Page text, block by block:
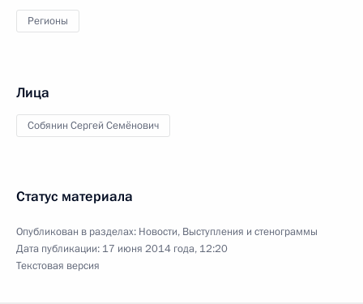
Регионы
Лица
Собянин Сергей Семёнович
Статус материала
Опубликован в разделах: Новости, Выступления и стенограммы
Дата публикации: 17 июня 2014 года, 12:20
Текстовая версия